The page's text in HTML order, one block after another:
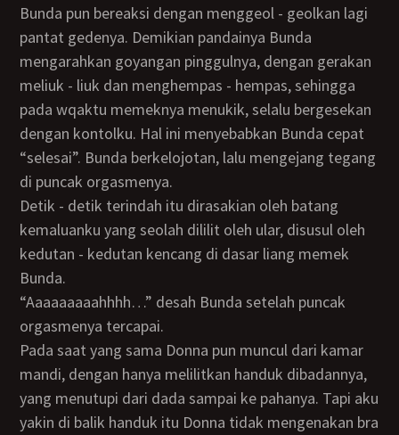
Bunda pun bereaksi dengan menggeol - geolkan lagi
pantat gedenya. Demikian pandainya Bunda
mengarahkan goyangan pinggulnya, dengan gerakan
meliuk - liuk dan menghempas - hempas, sehingga
pada wqaktu memeknya menukik, selalu bergesekan
dengan kontolku. Hal ini menyebabkan Bunda cepat
“selesai”. Bunda berkelojotan, lalu mengejang tegang
di puncak orgasmenya.
Detik - detik terindah itu dirasakian oleh batang
kemaluanku yang seolah dililit oleh ular, disusul oleh
kedutan - kedutan kencang di dasar liang memek
Bunda.
“Aaaaaaaaahhhh…” desah Bunda setelah puncak
orgasmenya tercapai.
Pada saat yang sama Donna pun muncul dari kamar
mandi, dengan hanya melilitkan handuk dibadannya,
yang menutupi dari dada sampai ke pahanya. Tapi aku
yakin di balik handuk itu Donna tidak mengenakan bra